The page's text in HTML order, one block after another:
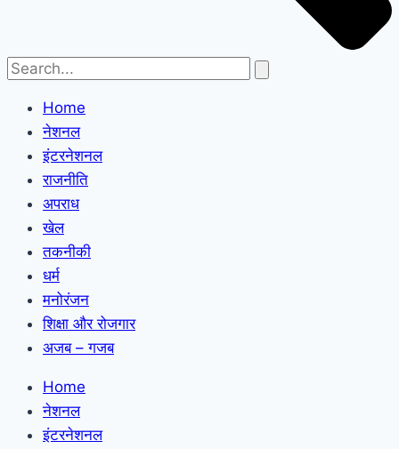
Home
नेशनल
इंटरनेशनल
राजनीति
अपराध
खेल
तकनीकी
धर्म
मनोरंजन
शिक्षा और रोजगार
अजब – गजब
Home
नेशनल
इंटरनेशनल